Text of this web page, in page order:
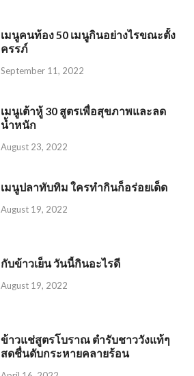
เมนูคนท้อง 50 เมนูกินอย่างไรขณะตั้ง
ครรภ์
September 11, 2022
เมนูเต้าหู้ 30 สูตรเพื่อสุขภาพและลด
น้ำหนัก
August 23, 2022
เมนูปลาทับทิม ใครทำกินก็อร่อยเด็ด
August 19, 2022
กับข้าวเย็น วันนี้กินอะไรดี
August 19, 2022
ข้าวแช่สูตรโบราณ ตำรับชาววังแท้ๆ
สดชื่นดับกระหายคลายร้อน